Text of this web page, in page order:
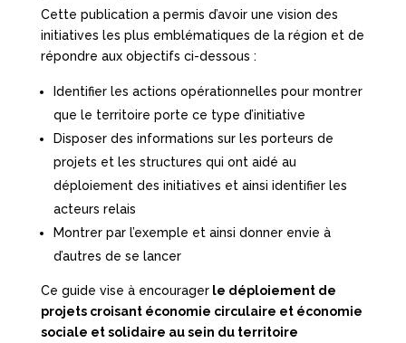
Cette publication a permis d’avoir une vision des
initiatives les plus emblématiques de la région et de
répondre aux objectifs ci-dessous :
Identifier les actions opérationnelles pour montrer
que le territoire porte ce type d’initiative
Disposer des informations sur les porteurs de
projets et les structures qui ont aidé au
déploiement des initiatives et ainsi identifier les
acteurs relais
Montrer par l’exemple et ainsi donner envie à
d’autres de se lancer
Ce guide vise à encouragerle déploiement de
projets croisant économie circulaire et économie
sociale et solidaire au sein du territoire